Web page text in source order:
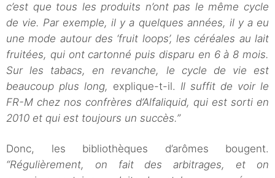
c’est que tous les produits n’ont pas le même cycle
de vie. Par exemple, il y a quelques années, il y a eu
une mode autour des ‘fruit loops’, les céréales au lait
fruitées, qui ont cartonné puis disparu en 6 à 8 mois.
Sur les tabacs, en revanche, le cycle de vie est
beaucoup plus long, explique-t-il. Il suffit de voir le
FR-M chez nos confrères d’Alfaliquid, qui est sorti en
2010 et qui est toujours un succès.”
Donc, les bibliothèques d’arômes bougent.
“Régulièrement, on fait des arbitrages, et on